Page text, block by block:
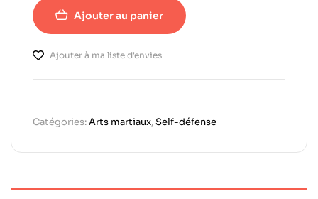
Ajouter au panier
Ajouter à ma liste d'envies
Catégories:Arts martiaux,Self-défense